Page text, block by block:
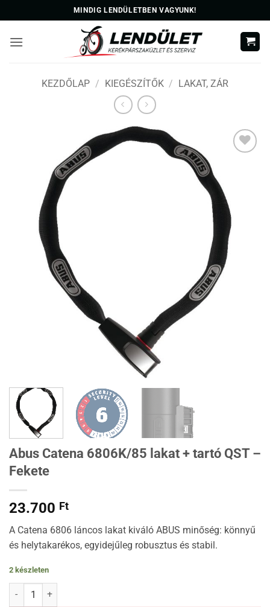
to
content
MINDIG LENDÜLETBEN VAGYUNK!
KEZDŐLAP / KIEGÉSZÍTŐK / LAKAT, ZÁR
Kedvencekhez
Abus Catena 6806K/85 lakat + tartó QST –
Fekete
23.700 Ft
A Catena 6806 láncos lakat kiváló ABUS minőség: könnyű
és helytakarékos, egyidejűleg robusztus és stabil.
2 készleten
Abus Catena 6806K/85 lakat + tartó QST - Fekete mennyiség